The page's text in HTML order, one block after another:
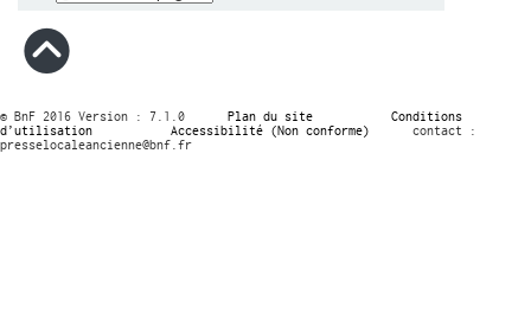
© BnF 2016 Version : 7.1.0 Plan du site
Conditions
d’utilisation
Accessibilité (Non conforme)
contact :
presselocaleancienne@bnf.fr